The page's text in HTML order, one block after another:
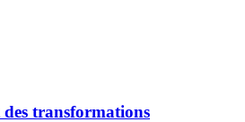
transformations